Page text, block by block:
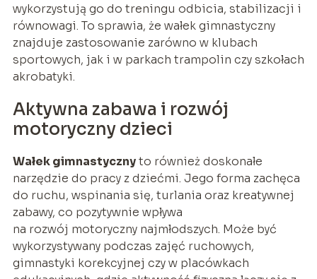
wykorzystują go do treningu odbicia, stabilizacji i
równowagi. To sprawia, że wałek gimnastyczny
znajduje zastosowanie zarówno w klubach
sportowych, jak i w parkach trampolin czy szkołach
akrobatyki.
Aktywna zabawa i rozwój
motoryczny dzieci
Wałek gimnastycznyto również doskonałe
narzędzie do pracy z dziećmi. Jego forma zachęca
do ruchu, wspinania się, turlania oraz kreatywnej
zabawy, co pozytywnie wpływa
na rozwój motoryczny najmłodszych. Może być
wykorzystywany podczas zajęć ruchowych,
gimnastyki korekcyjnej czy w placówkach